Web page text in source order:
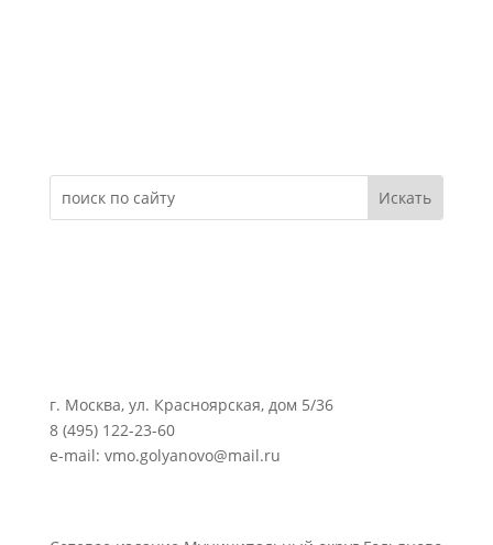
г. Москва, ул. Красноярская, дом 5/36
8 (495) 122-23-60
e-mail: vmo.golyanovo@mail.ru